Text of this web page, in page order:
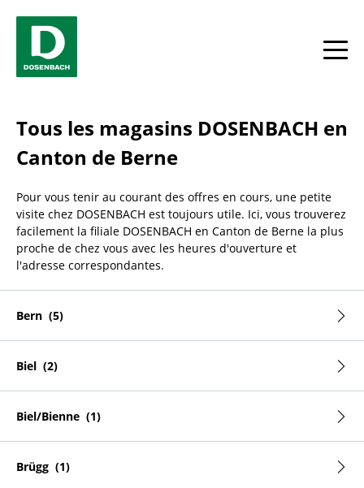
toggle
Tous les magasins DOSENBACH en
Canton de Berne
Pour vous tenir au courant des offres en cours, une petite
visite chez DOSENBACH est toujours utile. Ici, vous trouverez
facilement la filiale DOSENBACH en Canton de Berne la plus
proche de chez vous avec les heures d'ouverture et
l'adresse correspondantes.
Bern
Biel
Biel/Bienne
Brügg